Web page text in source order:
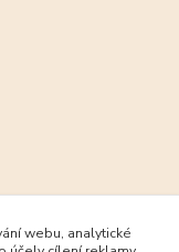
webu, analytické